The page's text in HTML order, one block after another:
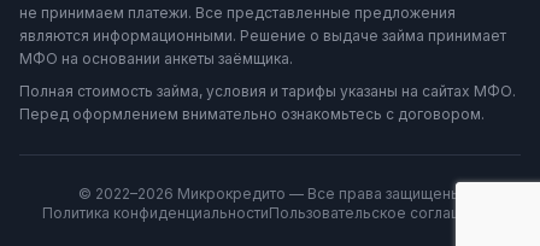
не принимаем платежи. Все представленные предложения
являются информационными. Решение о выдаче займа принимает
МФО на основании анкеты заёмщика.
Полная стоимость займа, условия и тарифы указаны на сайтах МФО.
Перед оформлением внимательно ознакомьтесь с договором.
© 2022–2026 Микрокредито — Все права защищены
Политика конфиденциальностиПользовательское соглашение